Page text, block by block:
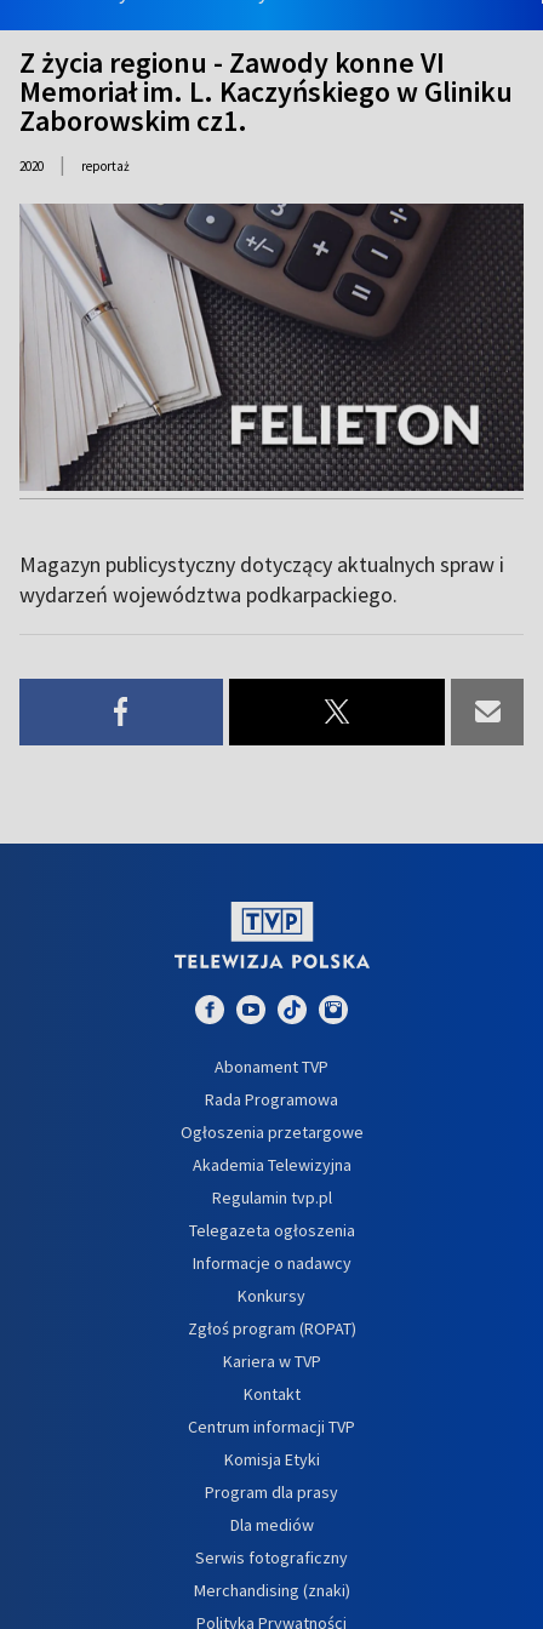
Z życia regionu - Zawody konne VI
Memoriał im. L. Kaczyńskiego w Gliniku
Zaborowskim cz1.
2020 | reportaż
Magazyn publicystyczny dotyczący aktualnych spraw i
wydarzeń województwa podkarpackiego.
Abonament TVP
Rada Programowa
Ogłoszenia przetargowe
Akademia Telewizyjna
Regulamin tvp.pl
Telegazeta ogłoszenia
Informacje o nadawcy
Konkursy
Zgłoś program (ROPAT)
Kariera w TVP
Kontakt
Centrum informacji TVP
Komisja Etyki
Program dla prasy
Dla mediów
Serwis fotograficzny
Merchandising (znaki)
Polityka Prywatności